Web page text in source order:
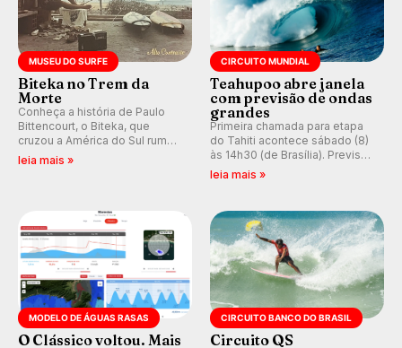
MUSEU DO SURFE
Biteka no Trem da
Morte
Conheça a história de Paulo
Bittencourt, o Biteka, que
cruzou a América do Sul rumo
ao Pacífico em uma jornada
que se tornou um marco de
leia mais »
CIRCUITO MUNDIAL
Teahupoo abre janela
com previsão de ondas
grandes
Primeira chamada para etapa
do Tahiti acontece sábado (8)
às 14h30 (de Brasília). Previsão
indica swell consistente.
Medina embarca para evento e
Kelly Slater convidado.
leia mais »
MODELO DE ÁGUAS RASAS
O Clássico voltou. Mais
CIRCUITO BANCO DO BRASIL
Circuito QS